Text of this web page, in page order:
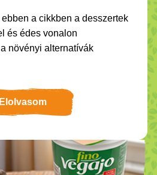
a cikkben a desszertek
és édes vonalon
növényi alternatívák
Elolvasom